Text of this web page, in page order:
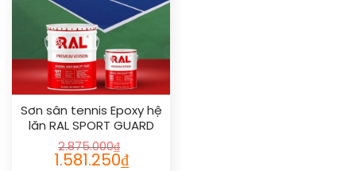
Sơn sân tennis Epoxy hệ
lăn RAL SPORT GUARD
1024
2.875.000₫
1.581.250₫